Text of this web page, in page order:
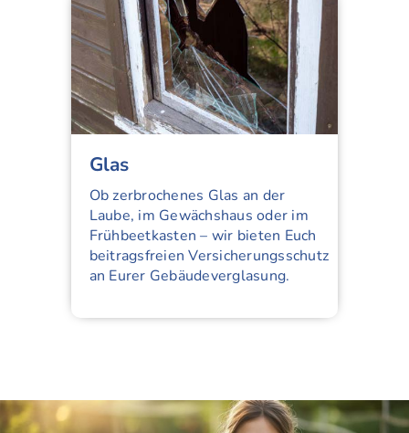
Glas
Ob zerbrochenes Glas an der
Laube, im Gewächshaus oder im
Frühbeetkasten – wir bieten Euch
beitragsfreien Versicherungs­schutz
an Eurer Gebäudeverglasung.